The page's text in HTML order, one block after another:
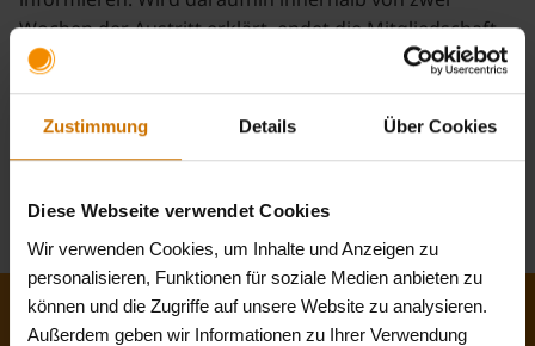
Zustimmung Details Über Cookies
Diese Webseite verwendet Cookies
Wir verwenden Cookies, um Inhalte und Anzeigen zu
personalisieren, Funktionen für soziale Medien anbieten zu
können und die Zugriffe auf unsere Website zu analysieren.
Außerdem geben wir Informationen zu Ihrer Verwendung
Wochen der Austritt erklärt, endet die Mitgliedschaft
mit Ablauf des Kalenderjahres, in dem die
Jahresarbeitsentgeltgrenze überschritten wurde.
« zurück zur Übersicht